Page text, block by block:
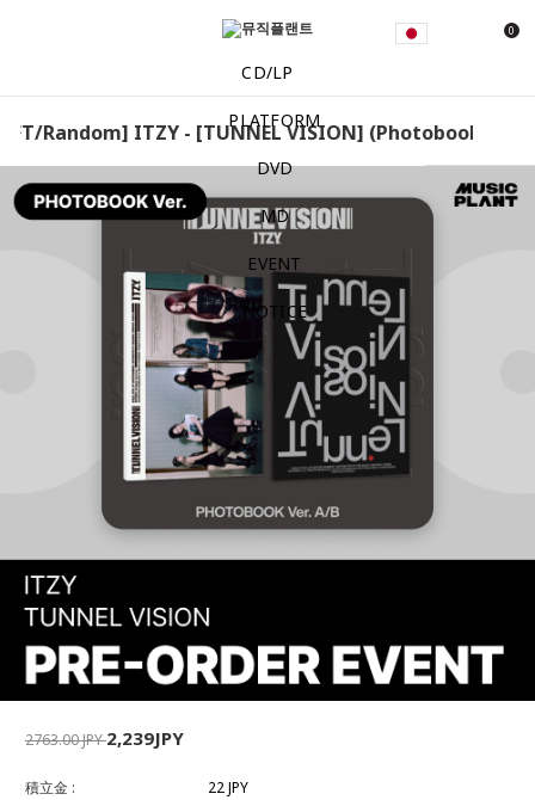
0
CD/LP
PLATFORM
DVD
MD
EVENT
NOTICE
Random] ITZY - [TUNNEL VISION] (Photobook
2763.00 JPY2,239JPY
積立金 :
22 JPY